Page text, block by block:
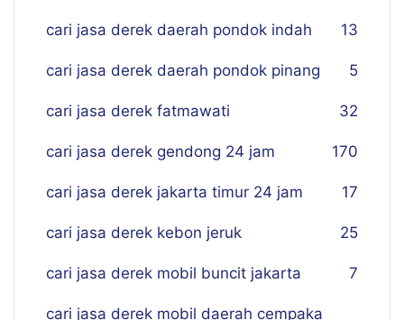
cari jasa derek daerah pondok indah 13
cari jasa derek daerah pondok pinang 5
cari jasa derek fatmawati 32
cari jasa derek gendong 24 jam 170
cari jasa derek jakarta timur 24 jam 17
cari jasa derek kebon jeruk 25
cari jasa derek mobil buncit jakarta 7
cari jasa derek mobil daerah cempaka